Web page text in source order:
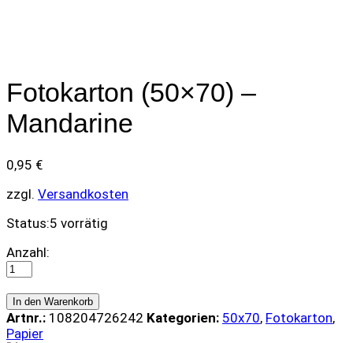
Fotokarton (50×70) –
Mandarine
0,95 €
zzgl. Versandkosten
Status:5 vorrätig
Fotokarton
(50x70)
Mandarine
quantity
Anzahl:
In den Warenkorb
Artnr.: 108204726242 Kategorien: 50x70, Fotokarton,
Papier